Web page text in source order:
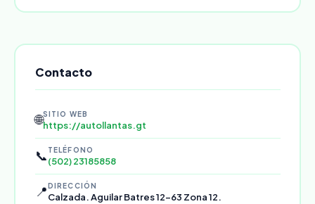
Contacto
🌐SITIO WEB
https://autollantas.gt
📞 TELÉFONO
(502) 23185858
📍DIRECCIÓN
Calzada. Aguilar Batres 12-63 Zona 12.